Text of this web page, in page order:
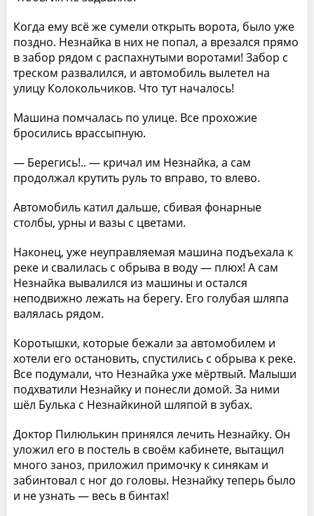
Когда ему всё же сумели открыть ворота, было уже
поздно. Незнайка в них не попал, а врезался прямо
в забор рядом с распахнутыми воротами! Забор с
треском развалился, и автомобиль вылетел на
улицу Колокольчиков. Что тут началось!
Машина помчалась по улице. Все прохожие
бросились врассыпную.
— Берегись!.. — кричал им Незнайка, а сам
продолжал крутить руль то вправо, то влево.
Автомобиль катил дальше, сбивая фонарные
столбы, урны и вазы с цветами.
Наконец, уже неуправляемая машина подъехала к
реке и свалилась с обрыва в воду — плюх! А сам
Незнайка вывалился из машины и остался
неподвижно лежать на берегу. Его голубая шляпа
валялась рядом.
Коротышки, которые бежали за автомобилем и
хотели его остановить, спустились с обрыва к реке.
Все подумали, что Незнайка уже мёртвый. Малыши
подхватили Незнайку и понесли домой. За ними
шёл Булька с Незнайкиной шляпой в зубах.
Доктор Пилюлькин принялся лечить Незнайку. Он
уложил его в постель в своём кабинете, вытащил
много заноз, приложил примочку к синякам и
забинтовал с ног до головы. Незнайку теперь было
и не узнать — весь в бинтах!